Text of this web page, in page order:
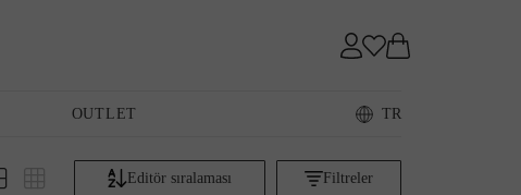
OUTLET TR
Editör sıralaması Filtreler